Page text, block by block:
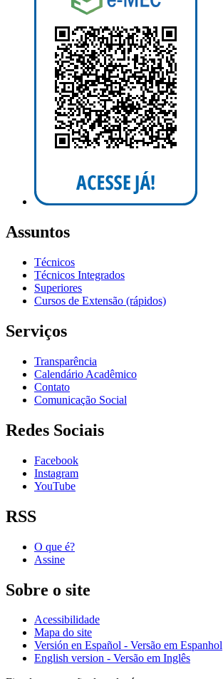
Assuntos
Técnicos
Técnicos Integrados
Superiores
Cursos de Extensão (rápidos)
Serviços
Transparência
Calendário Acadêmico
Contato
Comunicação Social
Redes Sociais
Facebook
Instagram
YouTube
RSS
O que é?
Assine
Sobre o site
Acessibilidade
Mapa do site
Versión en Español - Versão em Espanhol
English version - Versão em Inglês